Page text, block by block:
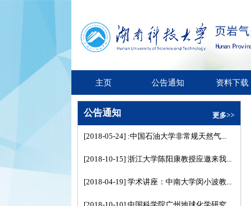
主页 公告通知 资料下载
公告通知 更多>>
[2018-05-24] :中国石油大学非常规天然气...
[2018-10-15] 浙江大学陈阳康教授应邀来我...
[2018-04-19] 学术讲座：中南大学闵小波教...